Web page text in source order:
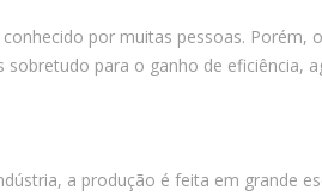
por muitas pessoas.
para o ganho de eficiência,
a produção é feita em grande